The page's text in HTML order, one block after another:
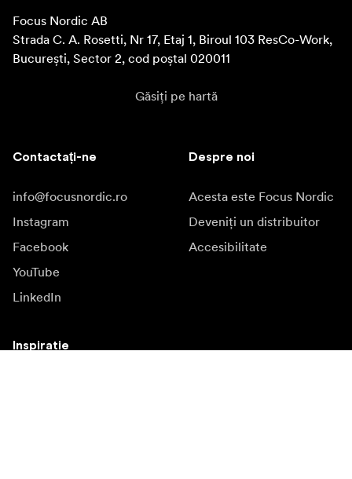
Focus Nordic AB
Strada C. A. Rosetti, Nr 17, Etaj 1, Biroul 103 ResCo-Work,
București, Sector 2, cod poștal 020011
Găsiți pe hartă
Contactați-ne
info@focusnordic.ro
Instagram
Facebook
YouTube
LinkedIn
Despre noi
Acesta este Focus Nordic
Deveniți un distribuitor
Accesibilitate
Inspiratie